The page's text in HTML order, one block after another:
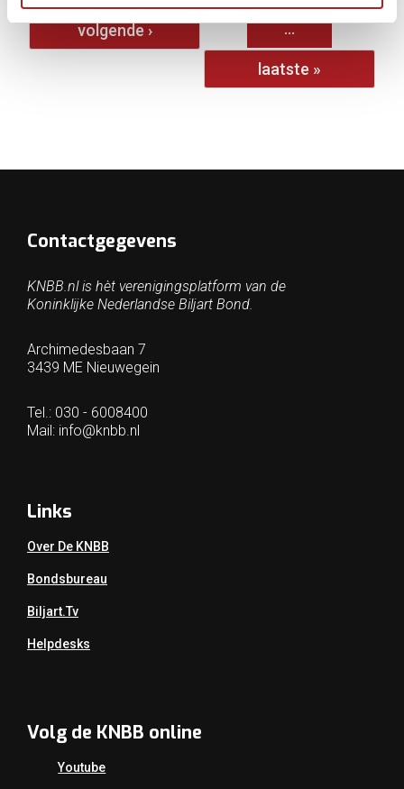
…
volgende ›
laatste »
Contactgegevens
KNBB.nl is hèt verenigingsplatform van de
Koninklijke Nederlandse Biljart Bond.
Archimedesbaan 7
3439 ME Nieuwegein
Tel.: 030 - 6008400
Mail: info@knbb.nl
Links
Over De KNBB
Bondsbureau
Biljart.tv
Helpdesks
Volg de KNBB online
Youtube